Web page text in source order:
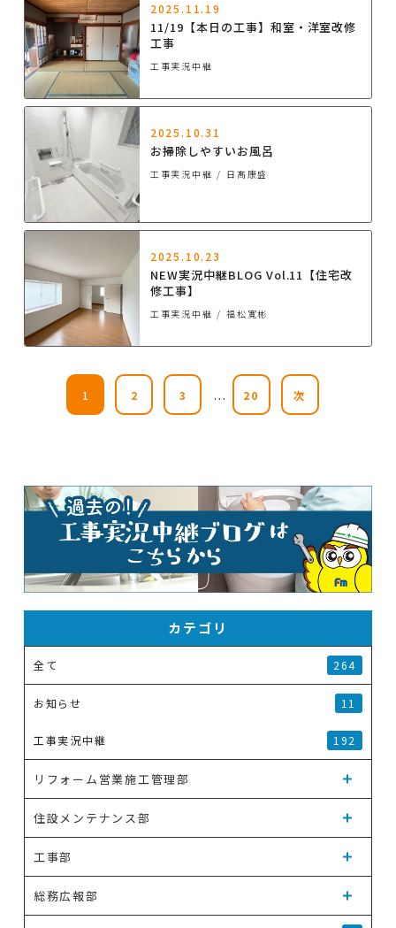
2025.11.19
11/19【本日の工事】和室・洋室改修
工事
工事実況中継
2025.10.31
お掃除しやすいお風呂
工事実況中継 日髙康盛
2025.10.23
NEW実況中継BLOG Vol.11【住宅改
修工事】
工事実況中継 福松寛彬
1 2 3 ... 20 次
カテゴリ
全て 264
お知らせ 11
工事実況中継 192
リフォーム営業施工管理部
住設メンテナンス部
工事部
総務広報部